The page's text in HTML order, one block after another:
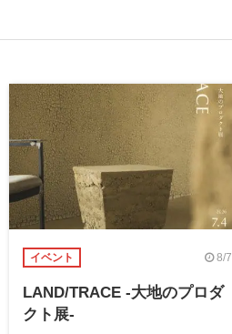
イベント 8/7
LAND/TRACE -大地のプロダ
クト展-